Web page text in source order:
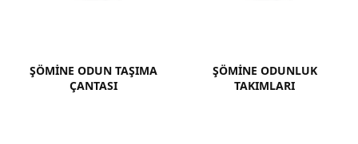
ŞÖMINE ODUN TAŞIMA
ÇANTASI
ŞÖMINE ODUNLUK
TAKIMLARI